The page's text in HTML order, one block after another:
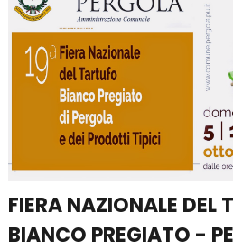
FIERA NAZIONALE DEL
BIANCO PREGIATO -